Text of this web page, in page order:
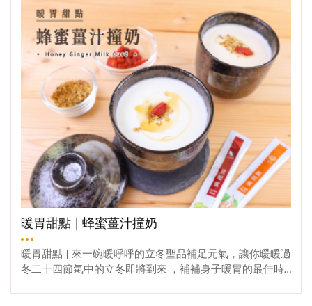
添加。食用好滋味 這款蜂蜜果乾茶糖，做法非常簡單，在
煮糖漿時特別注意，不要攪拌糖漿!!這裡推薦幾款好喝的配
比，供蜜友們參考~香橙蜂蜜綠→香橙片+綠茶葉+雪菊+肉桂
棒。香橙旺來茶→鳳梨片+茉莉花+雪菊+陳皮+薄荷葉。柚見
金桔茶→西柚片+金桔+陳皮+雪菊+乾薑+肉桂棒。玫瑰香橙
茶→香橙片+玫瑰+陳皮+紅茶葉+肉桂棒。♥2025 早春甜蜜季
♥→野餐露營組♥賴爺爺侍蜜 活動♥→1+1$ 672♥情人節推薦
♥→蜂膠/蜂蜜【門市地址】→ 54557南投縣埔里鎮枇杷里慈
恩街99號【電話洽詢】→ 049-298-0851
好選擇⑥ 香蕉 *可依個人喜好選擇備料【步驟一】倒入我
們重點角色!① 將燕麥/牛奶/水依序倒入鍋中【步驟二】融
合出美味料理~① 將加入的食材攪拌均勻,接著用中火煮至
小滾~切記持續攪拌避免鍋底燒焦喔 ! ② 煮至濃稠後即可關
火,先不要著急放涼一點後在裝進碗中~【步驟三】發揮妳創
意時間！① 裝碗後,就可以放上妳愛吃的水果或堅果!② 最
後不要忘了淋上我們的靈魂角色,蜂蜜 ! 淋上後香香甜甜超
美味~完成!是不是顏值超高呢～超吃又美味的料理一早帶給
妳好心情，快來一起動手吧！
暖胃甜點 | 蜂蜜薑汁撞奶
暖胃甜點 | 來一碗暖呼呼的立冬聖品補足元氣，讓你暖暖過
冬二十四節氣中的立冬即將到來 ，補補身子暖胃的最佳時